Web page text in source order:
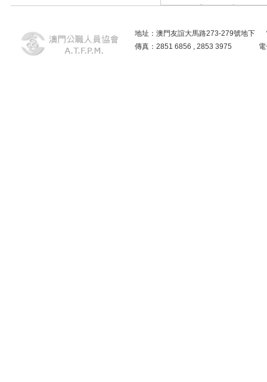
〈關愛滿
地址：澳門友誼大馬路273-279號地下
傳真：2851 6856 , 2853 3975 電